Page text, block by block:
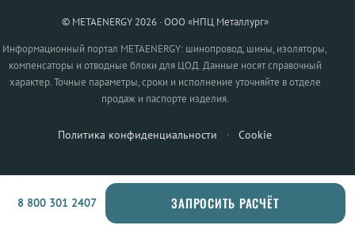
© METAENERGY 2026 · ООО «НПЦ Металлург»
Информационный портал METAENERGY: шинопровод, шины, изоляторы,
компенсаторы и отводные блоки для ЦОД. Данные носят справочный
характер. Точные параметры, сроки и исполнение уточняйте в отделе
продаж и паспорте изделия.
Политика конфиденциальности · Cookie
8 800 301 2407 ЗАПРОСИТЬ РАСЧЁТ